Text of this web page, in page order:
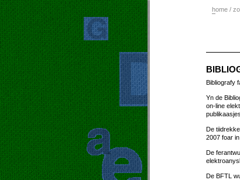
home /
Bibliografy
Yn de
on-line
De
2007 foar
De
De BFTL